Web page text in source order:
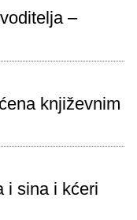
–
književnim
i sina i kćeri